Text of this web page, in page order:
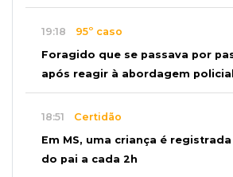
19:18 95º caso
Foragido que se passava por
após reagir à abordagem policial
18:51 Certidão
Em MS, uma criança é
do pai a cada 2h